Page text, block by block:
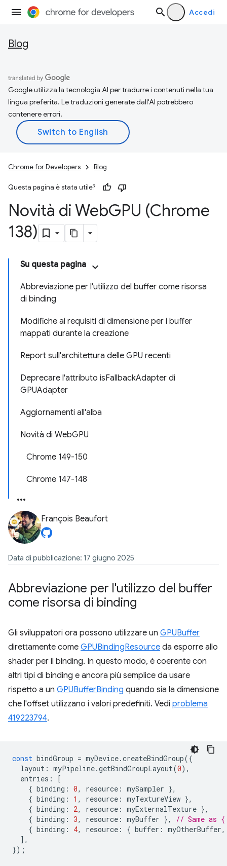
Accedi
Blog
Google utilizza la tecnologia AI per tradurre i contenuti nella tua
lingua preferita. Le traduzioni generate dall'AI potrebbero
contenere errori.
Chrome for Developers Blog
Questa pagina è stata utile?
Novità di WebGPU (Chrome
138)
Su questa pagina
Abbreviazione per l'utilizzo del buffer come risorsa
di binding
Modifiche ai requisiti di dimensione per i buffer
mappati durante la creazione
Report sull'architettura delle GPU recenti
Deprecare l'attributo isFallbackAdapter di
GPUAdapter
Aggiornamenti all'alba
Novità di WebGPU
Chrome 149-150
Chrome 147-148
François Beaufort
Data di pubblicazione: 17 giugno 2025
Abbreviazione per l'utilizzo del buffer
come risorsa di binding
Gli sviluppatori ora possono utilizzare un GPUBuffer
direttamente come GPUBindingResource da esporre allo
shader per il binding. In questo modo, è coerente con
altri tipi di binding e ancora più semplice da usare
rispetto a un GPUBufferBinding quando sia la dimensione
che l'offset utilizzano i valori predefiniti. Vedi problema
419223794.
const bindGroup = myDevice.createBindGroup({
layout : myPipeline.getBindGroupLayout(0),
entries :
[
{ binding : 0, resource : mySampler },
{ binding : 1 , resource : myTextureView },
{ binding : 2, resource : myExternalTexture },
{ binding : 3, resource : myBuffer },
// Same as
{ binding : 4, resource : { buffer : myOtherBuffer,
],
});